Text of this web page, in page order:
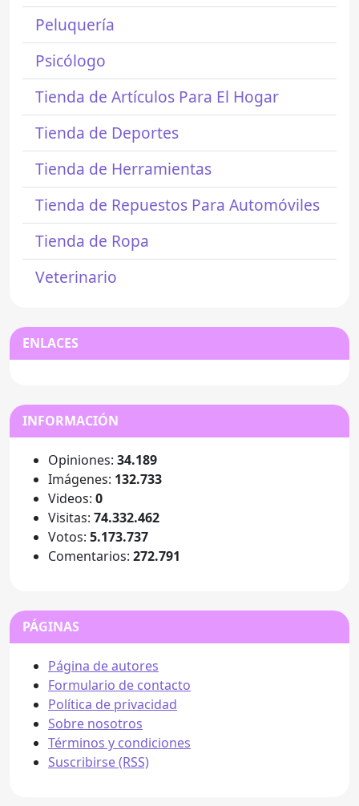
Peluquería
Psicólogo
Tienda de Artículos Para El Hogar
Tienda de Deportes
Tienda de Herramientas
Tienda de Repuestos Para Automóviles
Tienda de Ropa
Veterinario
ENLACES
INFORMACIÓN
Opiniones: 34.189
Imágenes: 132.733
Videos: 0
Visitas: 74.332.462
Votos: 5.173.737
Comentarios: 272.791
PÁGINAS
Página de autores
Formulario de contacto
Política de privacidad
Sobre nosotros
Términos y condiciones
Suscribirse (RSS)